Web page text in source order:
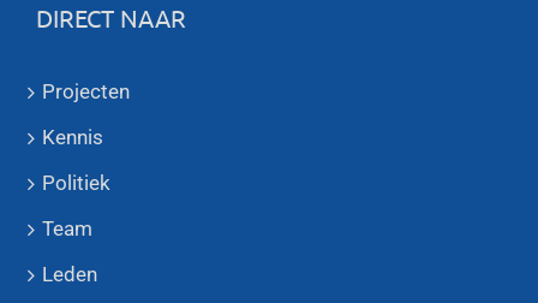
DIRECT NAAR
Projecten
Kennis
Politiek
Team
Leden